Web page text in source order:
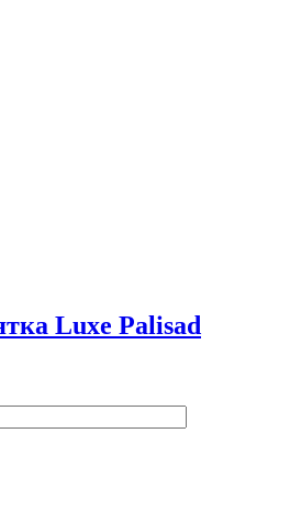
Luxe Palisad